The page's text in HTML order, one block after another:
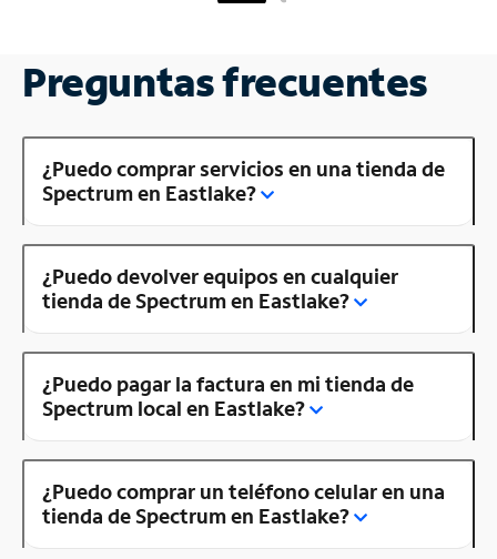
Preguntas frecuentes
¿Puedo comprar servicios en una tienda de
Spectrum en Eastlake?
¿Puedo devolver equipos en cualquier
tienda de Spectrum en Eastlake?
¿Puedo pagar la factura en mi tienda de
Spectrum local en Eastlake?
¿Puedo comprar un teléfono celular en una
tienda de Spectrum en Eastlake?